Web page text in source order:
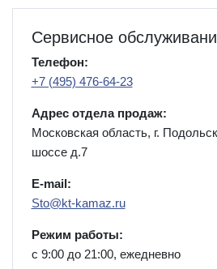
Сервисное
Телефон:
+7 (495) 476-64-23
Адрес отдела продаж:
Московская область, г.
шоссе д.7
E-mail:
Sto@kt-kamaz.ru
Режим работы:
с 9:00 до 21:00, ежедневно